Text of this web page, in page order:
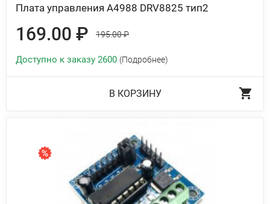
Плата управления A4988 DRV8825 тип2
169.00 ₽ 195.00 ₽
Доступно к заказу 2600 (Подробнее)
В КОРЗИНУ